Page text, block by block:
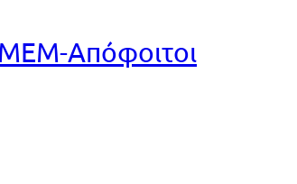
Απόφοιτοι